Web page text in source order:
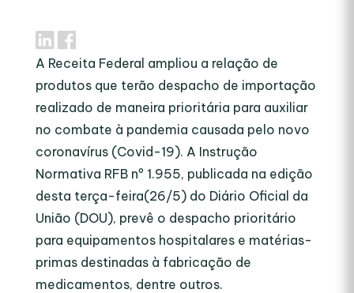
A Receita Federal ampliou a relação de
produtos que terão despacho de importação
realizado de maneira prioritária para auxiliar
no combate à pandemia causada pelo novo
coronavírus (Covid-19). A Instrução
Normativa RFB nº 1.955, publicada na edição
desta terça-feira(26/5) do Diário Oficial da
União (DOU), prevê o despacho prioritário
para equipamentos hospitalares e matérias-
primas destinadas à fabricação de
medicamentos, dentre outros.